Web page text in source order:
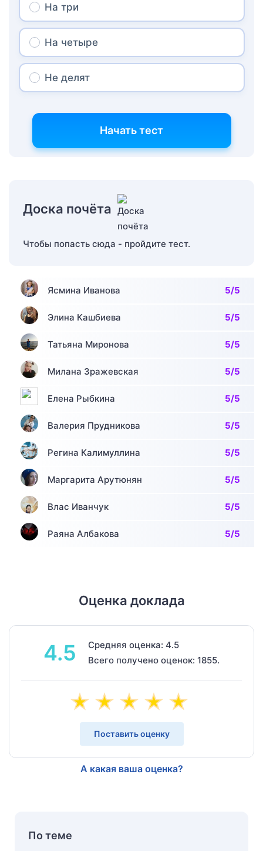
На три
На четыре
Не делят
Начать тест
Доска почёта
Чтобы попасть сюда - пройдите тест.
Ясмина Иванова 5/5
Элина Кашбиева 5/5
Татьяна Миронова 5/5
Милана Зражевская 5/5
Елена Рыбкина 5/5
Валерия Прудникова 5/5
Регина Калимуллина 5/5
Маргарита Арутюнян 5/5
Влас Иванчук 5/5
Раяна Албакова 5/5
Оценка доклада
4.5
Средняя оценка: 4.5
Всего получено оценок: 1855.
Поставить оценку
А какая ваша оценка?
По теме